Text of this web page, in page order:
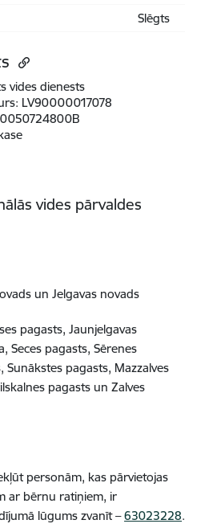
Slēgts
vides dienests
LV90000017078
vides pārvaldes
un Jelgavas novads
pagasts, Jaunjelgavas
Seces pagasts, Sērenes
Sunākstes pagasts, Mazzalves
pagasts un Zalves
personām, kas pārvietojas
ar bērnu ratiņiem, ir
lūgums zvanīt –63023228.